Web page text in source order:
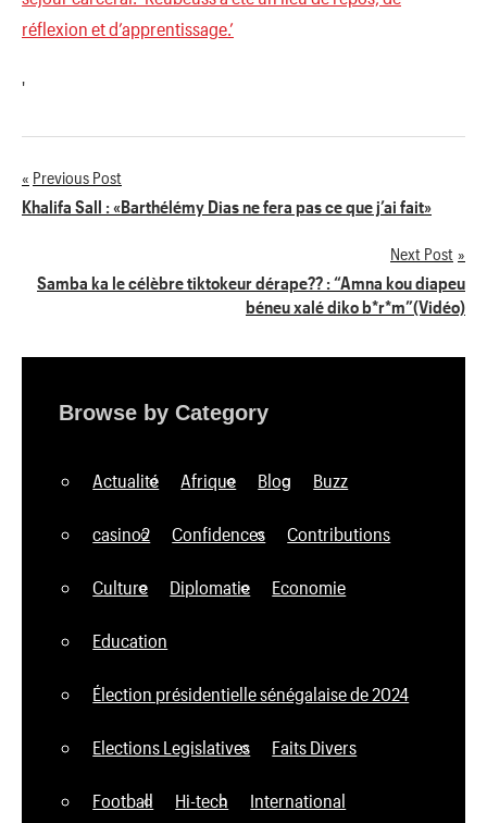
réflexion et d’apprentissage.’
'
Navigation
l’article
Previous Post
Khalifa Sall : «Barthélémy Dias ne fera pas ce que j’ai fait»
Next Post
Samba ka le célèbre tiktokeur dérape?? : “Amna kou diapeu
béneu xalé diko b*r*m”(Vidéo)
Browse by Category
Actualité Afrique Blog Buzz
casino2 Confidences Contributions
Culture Diplomatie Economie
Education
Élection présidentielle sénégalaise de 2024
Elections Legislatives Faits Divers
Football Hi-tech International